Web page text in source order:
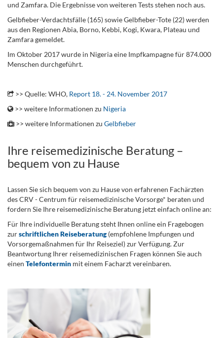
und Zamfara. Die Ergebnisse von weiteren Tests stehen noch aus.
Gelbfieber-Verdachtsfälle (165) sowie Gelbfieber-Tote (22) werden
aus den Regionen Abia, Borno, Kebbi, Kogi, Kwara, Plateau und
Zamfara gemeldet.
Im Oktober 2017 wurde in Nigeria eine Impfkampagne für 874.000
Menschen durchgeführt.
>> Quelle: WHO, Report 18. - 24. November 2017
>> weitere Informationen zu Nigeria
>> weitere Informationen zu Gelbfieber
Ihre reisemedizinische Beratung –
bequem von zu Hause
Lassen Sie sich bequem von zu Hause von erfahrenen Fachärzten
des CRV - Centrum für reisemedizinische Vorsorge* beraten und
fordern Sie Ihre reisemedizinische Beratung jetzt einfach online an:
Für Ihre individuelle Beratung steht Ihnen online ein Fragebogen
zurschriftlichen Reiseberatung(empfohlene Impfungen und
Vorsorgemaßnahmen für Ihr Reiseziel) zur Verfügung. Zur
Beantwortung Ihrer reisemedizinischen Fragen können Sie auch
einen Telefontermin mit einem Facharzt vereinbaren.